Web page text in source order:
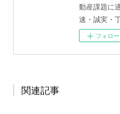
動産課題に
速・誠実・
フォロー
関連記事